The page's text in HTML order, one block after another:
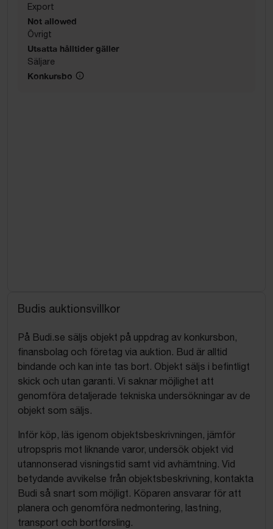
Export
Not allowed
Övrigt
Utsatta hålltider gäller
Säljare
Konkursbo
Budis auktionsvillkor
På Budi.se säljs objekt på uppdrag av konkursbon,
finansbolag och företag via auktion. Bud är alltid
bindande och kan inte tas bort. Objekt säljs i befintligt
skick och utan garanti. Vi saknar möjlighet att
genomföra detaljerade tekniska undersökningar av de
objekt som säljs.
Inför köp, läs igenom objektsbeskrivningen, jämför
utropspris mot liknande varor, undersök objekt vid
utannonserad visningstid samt vid avhämtning. Vid
betydande avvikelse från objektsbeskrivning, kontakta
Budi så snart som möjligt. Köparen ansvarar för att
planera och genomföra nedmontering, lastning,
transport och bortforsling.